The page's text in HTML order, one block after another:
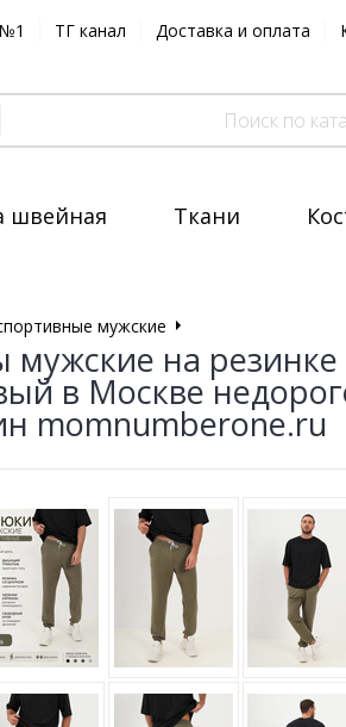
ТГ канал Доставка и оплата
швейная Ткани
мужские
мужские на
в Москве
momnumberone.ru